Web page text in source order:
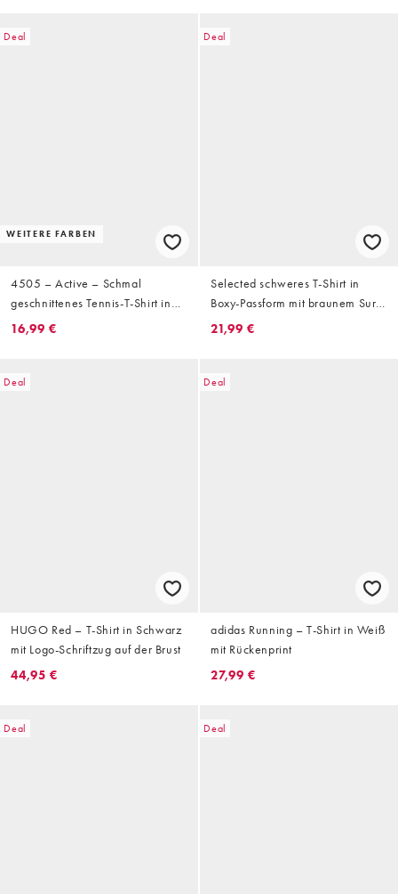
Deal
WEITERE FARBEN
4505 – Active – Schmal
geschnittenes Tennis-T-Shirt in
Schwarz mit seitlicher Ziernaht
16,99 €
Deal
Selected schweres T-Shirt in
Boxy-Passform mit braunem Surf-
Backprint in Cremeweiß
21,99 €
Deal
HUGO Red – T-Shirt in Schwarz
mit Logo-Schriftzug auf der Brust
44,95 €
Deal
adidas Running – T-Shirt in Weiß
mit Rückenprint
27,99 €
Deal Deal